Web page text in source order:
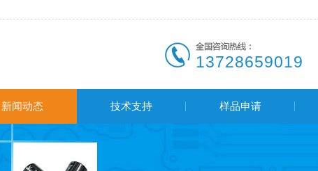
13728659019
新闻动态 技术支持 样品申请